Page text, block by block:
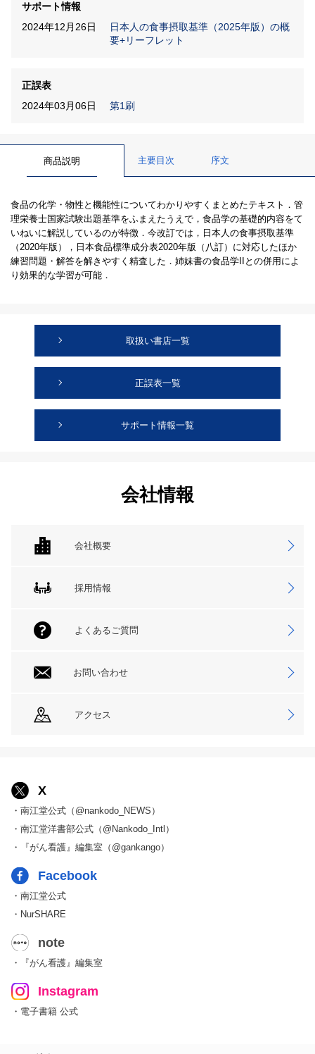
サポート情報
2024年12月26日
日本人の食事摂取基準（2025年版）の概
要+リーフレット
正誤表
2024年03月06日
第1刷
商品説明 主要目次 序文
食品の化学・物性と機能性についてわかりやすくまとめたテキスト．管
理栄養士国家試験出題基準をふまえたうえで，食品学の基礎的内容をて
いねいに解説しているのが特徴．今改訂では，日本人の食事摂取基準
（2020年版），日本食品標準成分表2020年版（八訂）に対応したほか
練習問題・解答を解きやすく精査した．姉妹書の食品学IIとの併用によ
り効果的な学習が可能．
取扱い書店一覧
正誤表一覧
サポート情報一覧
会社情報
会社概要
採用情報
よくあるご質問
お問い合わせ
アクセス
X
・南江堂公式（@nankodo_NEWS）
・南江堂洋書部公式（@Nankodo_Intl）
・『がん看護』編集室（@gankango）
Facebook
・南江堂公式
・NurSHARE
note
・『がん看護』編集室
Instagram
・電子書籍 公式